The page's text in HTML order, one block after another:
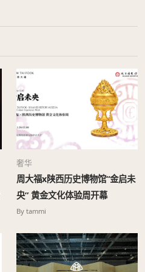
奢华
周大福x陕西历史博物馆“金启未
央” 黄金文化体验周开幕
By tammi